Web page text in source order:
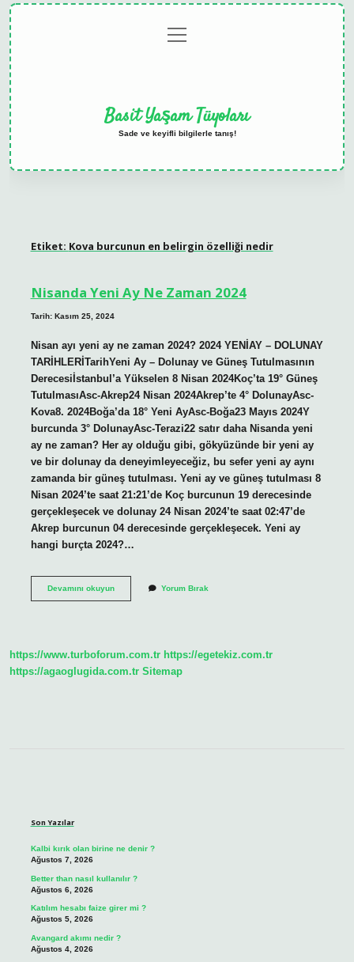
menüyü
aç
Basit Yaşam Tüyoları
Sade ve keyifli bilgilerle tanış!
Etiket: Kova burcunun en belirgin özelliği nedir
Nisanda Yeni Ay Ne Zaman 2024
Tarih: Kasım 25, 2024
Nisan ayı yeni ay ne zaman 2024? 2024 YENİAY – DOLUNAY
TARİHLERİTarihYeni Ay – Dolunay ve Güneş Tutulmasının
Derecesiİstanbul’a Yükselen 8 Nisan 2024Koç’ta 19° Güneş
TutulmasıAsc-Akrep24 Nisan 2024Akrep’te 4° DolunayAsc-
Kova8. 2024Boğa’da 18° Yeni AyAsc-Boğa23 Mayıs 2024Y
burcunda 3° DolunayAsc-Terazi22 satır daha Nisanda yeni
ay ne zaman? Her ay olduğu gibi, gökyüzünde bir yeni ay
ve bir dolunay da deneyimleyeceğiz, bu sefer yeni ay aynı
zamanda bir güneş tutulması. Yeni ay ve güneş tutulması 8
Nisan 2024’te saat 21:21’de Koç burcunun 19 derecesinde
gerçekleşecek ve dolunay 24 Nisan 2024’te saat 02:47’de
Akrep burcunun 04 derecesinde gerçekleşecek. Yeni ay
hangi burçta 2024?…
Devamını okuyunNisanda
Yorum Bırak
https://www.turboforum.com.tr https://egetekiz.com.tr
https://agaoglugida.com.tr Sitemap
Son Yazılar
Kalbi kırık olan birine ne denir ?
Ağustos 7, 2026
Better than nasıl kullanılır ?
Ağustos 6, 2026
Katılım hesabı faize girer mi ?
Ağustos 5, 2026
Avangard akımı nedir ?
Ağustos 4, 2026